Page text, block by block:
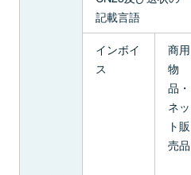
記載言語
インボイ
ス
商用
物
品・
ネッ
ト販
売品